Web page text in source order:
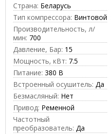
Страна: Беларусь
Тип компрессора: Винтовой
Производительность, л/
мин: 700
Давление, Бар: 15
Мощность, кВт: 7.5
Питание: 380 В
Встроенный осушитель: Да
Безмасляный: Нет
Привод: Ременной
Частотный
преобразователь: Да